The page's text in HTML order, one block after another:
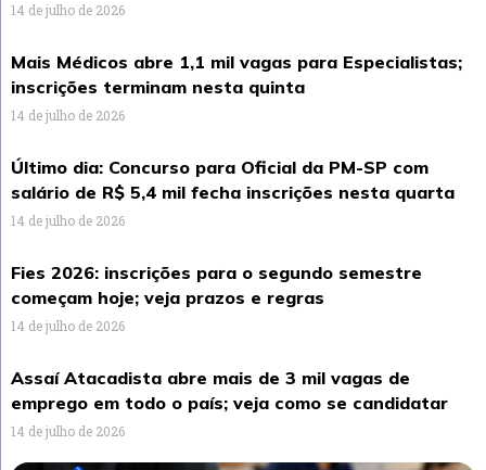
14 de julho de 2026
Mais Médicos abre 1,1 mil vagas para Especialistas;
inscrições terminam nesta quinta
14 de julho de 2026
Último dia: Concurso para Oficial da PM-SP com
salário de R$ 5,4 mil fecha inscrições nesta quarta
14 de julho de 2026
Fies 2026: inscrições para o segundo semestre
começam hoje; veja prazos e regras
14 de julho de 2026
Assaí Atacadista abre mais de 3 mil vagas de
emprego em todo o país; veja como se candidatar
14 de julho de 2026